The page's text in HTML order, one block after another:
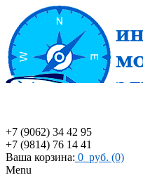
+7 (9062) 34 42 95
+7 (9814) 76 14 41
Ваша корзина: 0 руб. (0)
Menu